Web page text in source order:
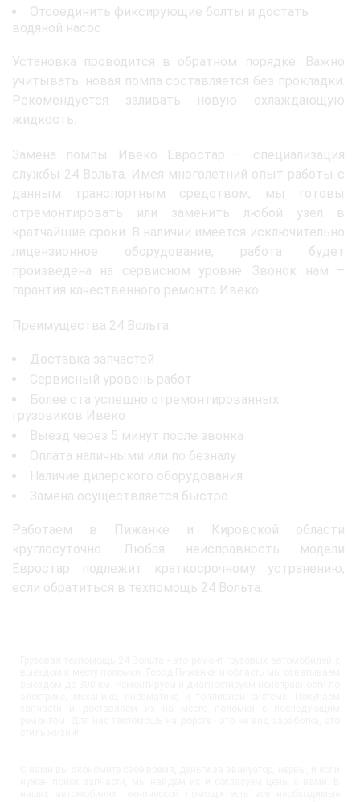
Отсоединить фиксирующие болты и достать
водяной насос
Установка проводится в обратном порядке. Важно
учитывать: новая помпа составляется без прокладки.
Рекомендуется заливать новую охлаждающую
жидкость.
Замена помпы Ивеко Евростар – специализация
службы 24 Вольта. Имея многолетний опыт работы с
данным транспортным средством, мы готовы
отремонтировать или заменить любой узел в
кратчайшие сроки. В наличии имеется исключительно
лицензионное оборудование, работа будет
произведена на сервисном уровне. Звонок нам –
гарантия качественного ремонта Ивеко.
Преимущества 24 Вольта:
Доставка запчастей
Сервисный уровень работ
Более ста успешно отремонтированных
грузовиков Ивеко
Выезд через 5 минут после звонка
Оплата наличными или по безналу
Наличие дилерского оборудования
Замена осуществляется быстро
Работаем в Пижанке и Кировской области
круглосуточно. Любая неисправность модели
Евростар подлежит краткосрочному устранению,
если обратиться в техпомощь 24 Вольта.